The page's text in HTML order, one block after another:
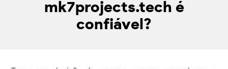
mk7projects.tech é
confiável?